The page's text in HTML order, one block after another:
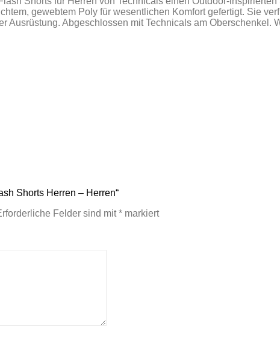
gewebtem Poly für wesentlichen Komfort gefertigt. Sie
Ausrüstung. Abgeschlossen mit Technicals am Oberschenkel.
Shorts Herren – Herren“
Felder sind mit* markiert